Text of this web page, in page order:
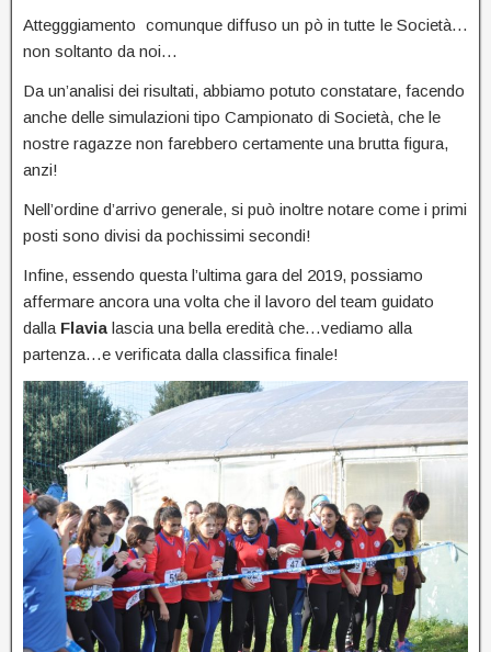
Attegggiamento comunque diffuso un pò in tutte le Società…
non soltanto da noi…
Da un’analisi dei risultati, abbiamo potuto constatare, facendo
anche delle simulazioni tipo Campionato di Società, che le
nostre ragazze non farebbero certamente una brutta figura,
anzi!
Nell’ordine d’arrivo generale, si può inoltre notare come i primi
posti sono divisi da pochissimi secondi!
Infine, essendo questa l’ultima gara del 2019, possiamo
affermare ancora una volta che il lavoro del team guidato
dalla Flavia lascia una bella eredità che…vediamo alla
partenza…e verificata dalla classifica finale!